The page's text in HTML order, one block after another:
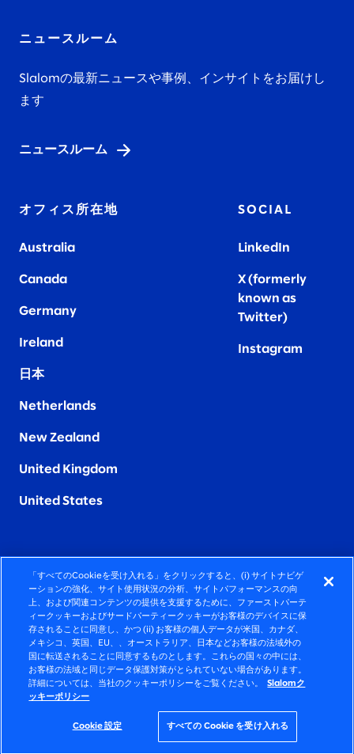
ニュースルーム
Slalomの最新ニュースや事例、インサイトをお届けし
ます
ニュースルーム
オフィス所在地
Australia
Canada
Germany
Ireland
日本
Netherlands
New Zealand
United Kingdom
United States
SOCIAL
LinkedIn
X (formerly
known as
Twitter)
Instagram
FIERCELY HUMAN CONSULTING
©2026 SLALOM, INC. ALL RIGHTS RESERVED
プライバシーポリシー
使用条項
COOKIEポリシー
アクセシビリティステートメント
「すべてのCookieを受け入れる」をクリックすると、(i) サイトナビゲ
ーションの強化、サイト使用状況の分析、サイトパフォーマンスの向
上、および関連コンテンツの提供を支援するために、ファーストパーテ
ィークッキーおよびサードパーティークッキーがお客様のデバイスに保
存されることに同意し、かつ (ii) お客様の個人データが米国、カナダ、
メキシコ、英国、EU、、オーストラリア、日本などお客様の法域外の
国に転送されることに同意するものとします。これらの国々の中には、
お客様の法域と同じデータ保護対策がとられていない場合があります。
詳細については、当社のクッキーポリシーをご覧ください。
Slalomク
ッキーポリシー
Cookie 設定 すべての Cookie を受け入れる